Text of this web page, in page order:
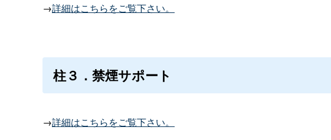
→詳細はこちらをご覧下さい。
柱３．禁煙サポート
→詳細はこちらをご覧下さい。